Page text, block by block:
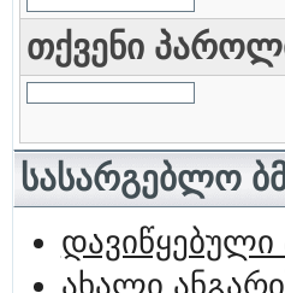
თქვენი
სასარგებლო
ახალი